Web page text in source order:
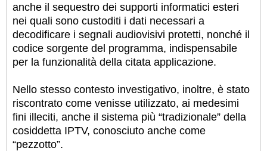
anche il sequestro dei supporti informatici esteri
nei quali sono custoditi i dati necessari a
decodificare i segnali audiovisivi protetti, nonché il
codice sorgente del programma, indispensabile
per la funzionalità della citata applicazione.
Nello stesso contesto investigativo, inoltre, è stato
riscontrato come venisse utilizzato, ai medesimi
fini illeciti, anche il sistema più “tradizionale” della
cosiddetta IPTV, conosciuto anche come
“pezzotto”.